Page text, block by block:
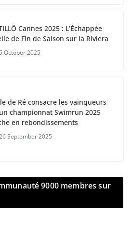
Cannes 2025 : L’Échappée
de Fin de Saison sur la Riviera
5 October 2025
de Ré consacre les vainqueurs
championnat Swimrun 2025
en rebondissements
September 2025
9000 membres sur